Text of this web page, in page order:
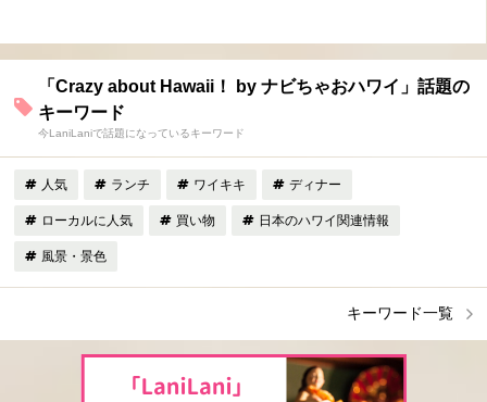
「Crazy about Hawaii！ by ナビちゃおハワイ」話題の
キーワード
今LaniLaniで話題になっているキーワード
人気 ランチ ワイキキ ディナー
ローカルに人気 買い物 日本のハワイ関連情報
風景・景色
キーワード一覧